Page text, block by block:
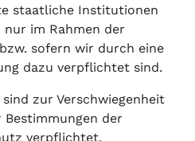
staatliche Institutionen
im Rahmen der
sofern wir durch eine
dazu verpflichtet sind.
zur Verschwiegenheit
der
verpflichtet.